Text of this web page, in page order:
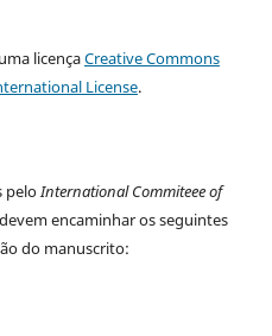
licençaCreative Commons
License.
peloInternational Commiteee of
encaminhar os seguintes
do manuscrito: